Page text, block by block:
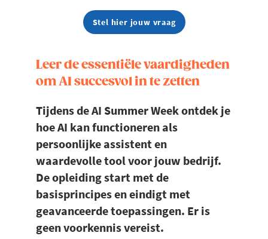
Leer de essentiële vaardigheden
om AI succesvol in te zetten
Tijdens de AI Summer Week ontdek je
hoe AI kan functioneren als
persoonlijke assistent en
waardevolle tool voor jouw bedrijf.
De opleiding start met de
basisprincipes en eindigt met
geavanceerde toepassingen. Er is
geen voorkennis vereist.
Stel hier jouw vraag